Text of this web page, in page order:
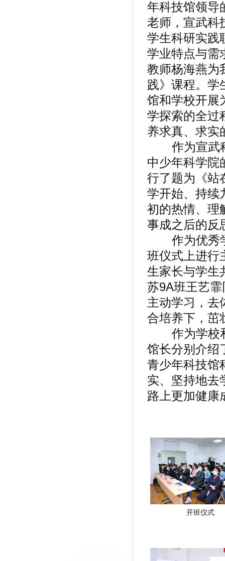
年科技馆领导
老师，宣武科
学生科研实践
学业特点与需
教师杨海燕为
践》课程。学
馆和学校开展
学探索的全过
养求真、求实
作为宣武科
中少年科学院
行了题为《站
学开始、持续
初的热情、理
事成之后的反
作为优秀学
班仪式上进行
生家长与学生
苏9A班王艺
主动学习，去
合培养下，茁
作为学校和
馆长分别介绍
青少年科技馆
实、坚持地去
路上更加健康
开班仪式